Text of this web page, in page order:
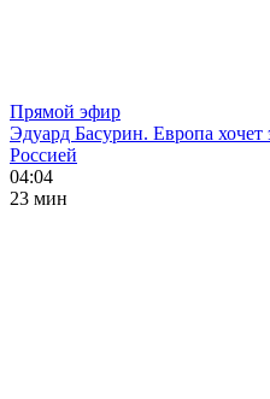
Прямой эфир
Эдуард Басурин. Европа
Россией
04:04
23 мин